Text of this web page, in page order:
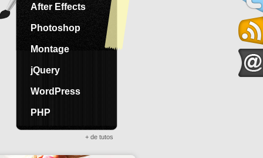
After Effects
Photoshop
Montage
jQuery
WordPress
PHP
+ de tutos